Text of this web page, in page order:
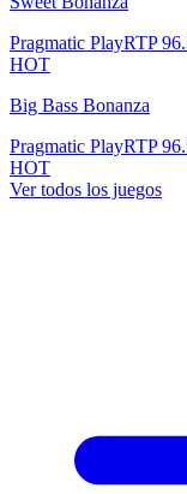
Pragmatic PlayRTP
HOT
Big Bass Bonanza
Pragmatic PlayRTP
HOT
Ver todos los juegos